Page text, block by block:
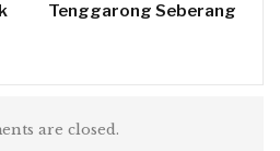
Tenggarong Seberang
are closed.